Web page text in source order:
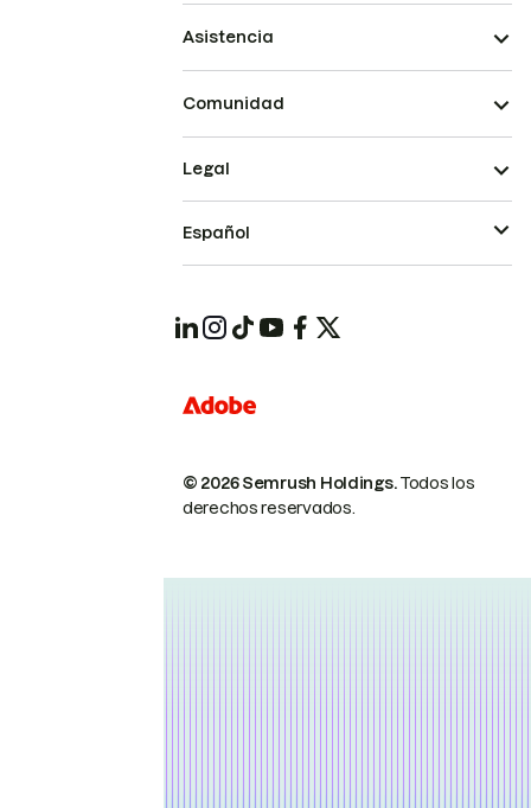
Asistencia
Comunidad
© 2026 Semrush Holdings.Todos los
derechos reservados.
Legal
Español